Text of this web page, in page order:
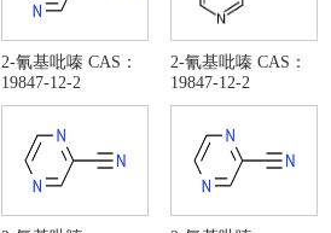
2-氰基吡嗪 CAS：
19847-12-2
2-氰基吡嗪 CAS：
19847-12-2